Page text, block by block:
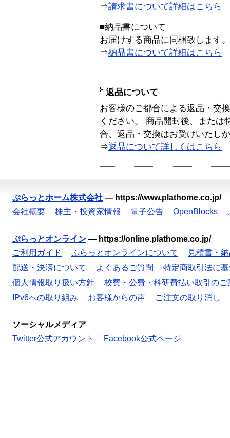
⇒請求書について詳細はこちら
■納品書について
お届けする商品に同梱致します。
⇒納品書について詳細はこちら
返品について
お客様のご都合による返品・交
ください。 商品開封後、または
合、返品・交換はお受けいたし
⇒返品について詳しくはこちら
ぷらっとホーム株式会社 — https://www.plathome.co.jp/
会社概要
株主・投資家情報 電子公告 OpenBlocks
ぷらっとオンライン — https://online.plathome.co.jp/
ご利用ガイド
ぷらっとオンラインについて
見積書・
配送・決済について
よくあるご質問
特定商取引法に
個人情報取り扱い方針
校費・公費・科研費払い取引のご
IPv6への取り組み
お客様からの声 ご注文の取り消し
ソーシャルメディア
Twitter公式アカウント
Facebook公式ページ